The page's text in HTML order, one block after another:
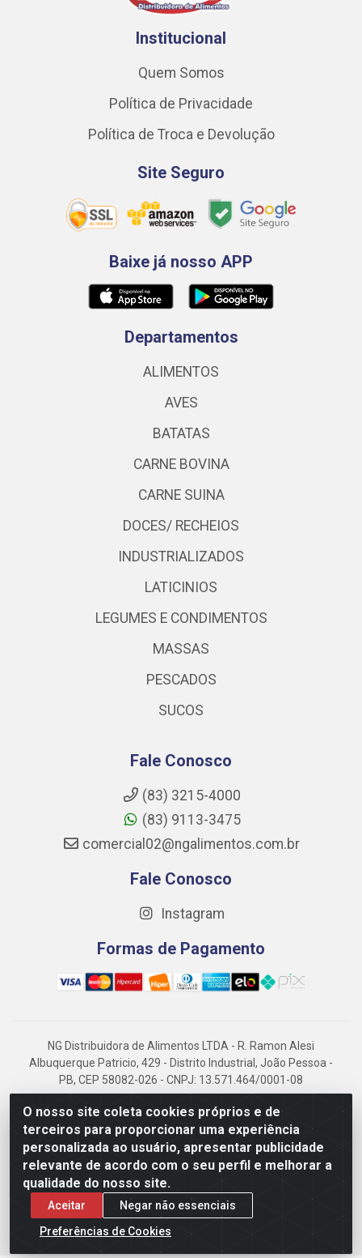
O nosso site coleta cookies próprios e de
terceiros para proporcionar uma experiência
personalizada ao usuário, apresentar publicidade
relevante de acordo com o seu perfil e melhorar a
qualidade do nosso site.
Aceitar
Negar não essenciais
Preferências de Cookies
Institucional
Quem Somos
Política de Privacidade
Política de Troca e Devolução
Site Seguro
Baixe já nosso APP
Departamentos
ALIMENTOS
AVES
BATATAS
CARNE BOVINA
CARNE SUINA
DOCES/ RECHEIOS
INDUSTRIALIZADOS
LATICINIOS
LEGUMES E CONDIMENTOS
MASSAS
PESCADOS
SUCOS
Fale Conosco
(83) 3215-4000
(83) 9113-3475
comercial02@ngalimentos.com.br
Fale Conosco
Instagram
Formas de Pagamento
NG Distribuidora de Alimentos LTDA - R. Ramon Alesi
Albuquerque Patricio, 429 - Distrito Industrial, João Pessoa -
PB, CEP 58082-026 - CNPJ: 13.571.464/0001-08
NG Alimentos, há mais de 14 anos no mercado paraibano, é
referência em frigorificados, destacando-se pela logística
eficiente e excelência.